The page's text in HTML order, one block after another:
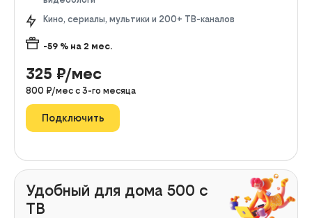
Кино, сериалы, мультики и 200+ ТВ-каналов
-59 % на 2 мес.
325 ₽/мес
800 ₽/мес с 3-го месяца
Подключить
Удобный для дома 500 с
ТВ